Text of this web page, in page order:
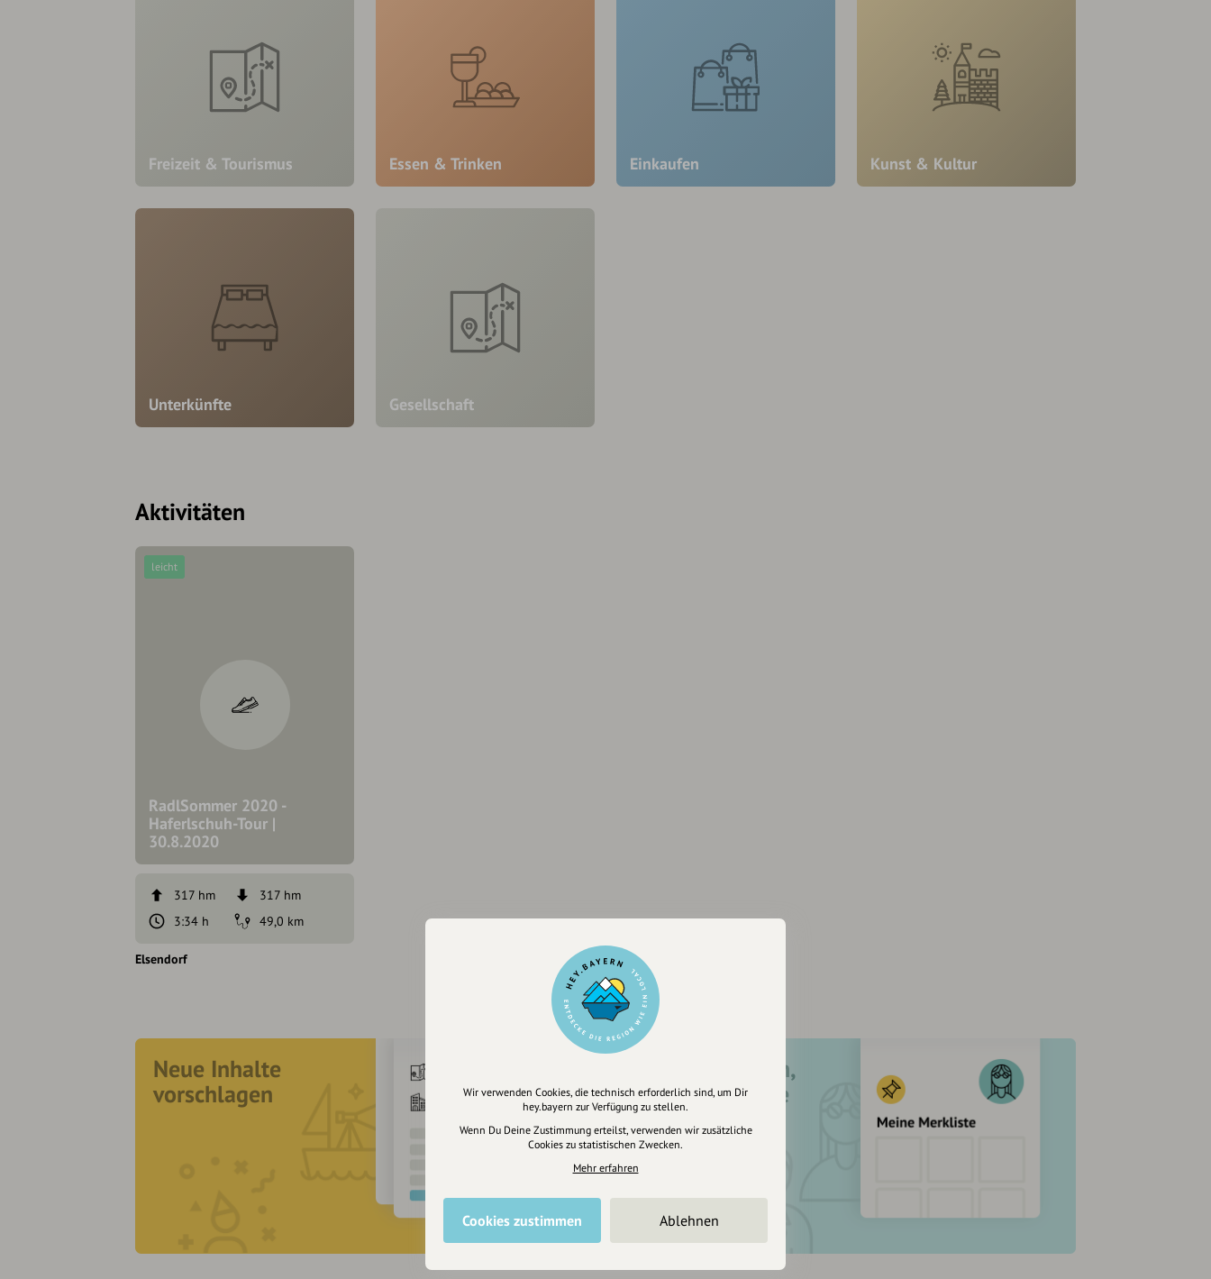
Freizeit & Tourismus Essen & Trinken Einkaufen Kunst & Kultur
Unterkünfte Gesellschaft
Aktivitäten
RadlSommer 2020 -
Haferlschuh-Tour |
30.8.2020
leicht
317 hm
317 hm
3:34 h
49,0 km
Elsendorf
Neue Inhalte
vorschlagen
Registriere dich,
um dir Einträge
zu merken
Wir verwenden Cookies, die technisch erforderlich sind, um Dir
hey.bayern zur Verfügung zu stellen.
Wenn Du Deine Zustimmung erteilst, verwenden wir zusätzliche
Cookies zu statistischen Zwecken.
Mehr erfahren
Cookies zustimmen Ablehnen